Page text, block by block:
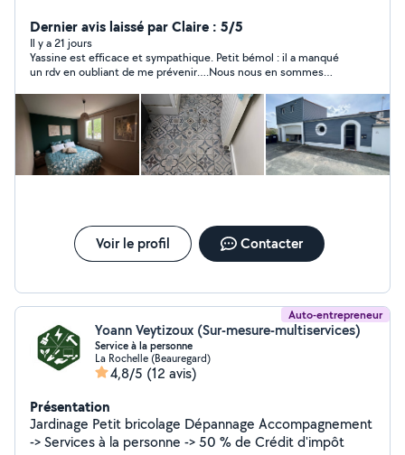
pour : Peinture (murs, plafonds, boiseries) Pose de
parquet / carrelage et lino Montage de meubles en kit
Plomberie et électricité de base Petite maçonnerie &
enduits Rénovation de salle de bain & cuisine Travaux de
finition & décoration rénovation, peinture, bricolage,
carrelage, parquet, plomberie, électricité, montage de
meubles, maçonnerie, dépannage, aménagement Je
travaille avec soin pour garantir un résultat propre et
durable. N'hésitez pas à me contacter pour un devis
Dernier avis laissé par Claire : 5/5
Il y a 21 jours
Yassine est efficace et sympathique. Petit bémol : il a manqué
un rdv en oubliant de me prévenir….Nous nous en sommes
Voir le profil Contacter
Auto-entrepreneur
Yoann Veytizoux (Sur-mesure-multiservices)
Service à la personne
La Rochelle (Beauregard)
4,8/5 (12 avis)
Présentation
Jardinage Petit bricolage Dépannage Accompagnement
-> Services à la personne -> 50 % de Crédit d'impôt